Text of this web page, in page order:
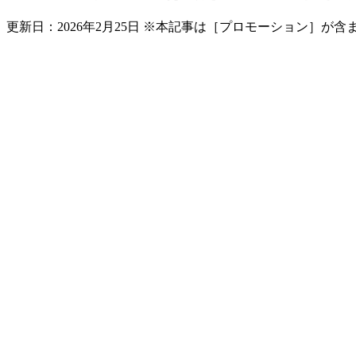
更新日： 2026年2月25日 ※本記事は［プロモーション］が含